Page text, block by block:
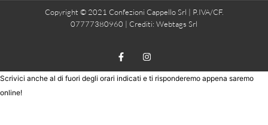
Copyright © 2021 Confezioni Cappello Srl | P.IVA/CF.
07777380960 | Crediti: Webtags Srl
Scrivici anche al di fuori degli orari indicati e ti risponderemo appena saremo
online!